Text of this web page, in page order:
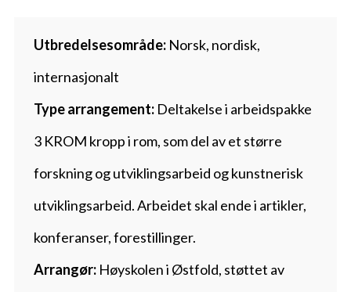
Utbredelsesområde: Norsk, nordisk,
internasjonalt
Type arrangement: Deltakelse i arbeidspakke
3 KROM kropp i rom, som del av et større
forskning og utviklingsarbeid og kunstnerisk
utviklingsarbeid. Arbeidet skal ende i artikler,
konferanser, forestillinger.
Arrangør: Høyskolen i Østfold, støttet av